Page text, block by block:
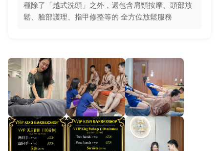
種除了「越式洗頭」之外，還包含肩頸按摩、頭部放
鬆、臉部護理、指甲修整等的 全方位放鬆服務